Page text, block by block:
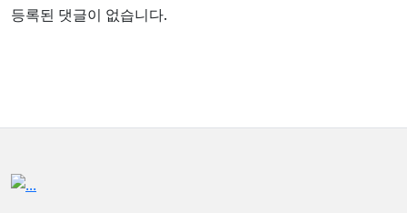
등록된 댓글이 없습니다.